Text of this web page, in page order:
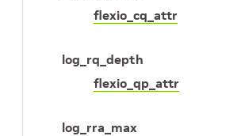
flexio_cq_attr
log_rq_depth
flexio_qp_attr
log_rra_max